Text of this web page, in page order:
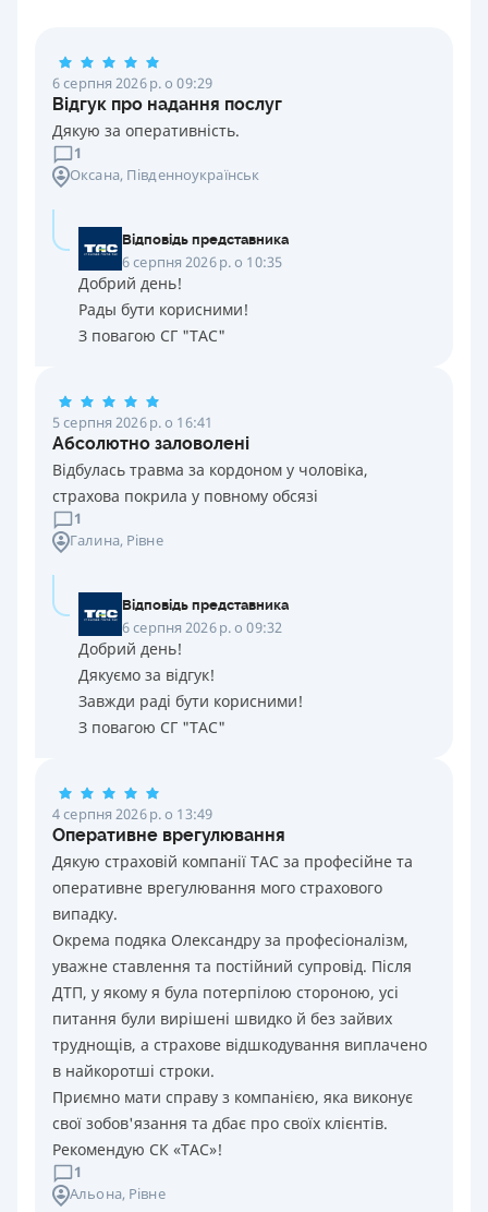
6 серпня 2026 р. о 09:29
Відгук про надання послуг
Дякую за оперативність.
1
Оксана, Південноукраїнськ
Відповідь представника
6 серпня 2026 р. о 10:35
Добрий день!
Рады бути корисними!
З повагою СГ "ТАС"
5 серпня 2026 р. о 16:41
Абсолютно заловолені
Відбулась травма за кордоном у чоловіка,
страхова покрила у повному обсязі
1
Галина, Рівне
Відповідь представника
6 серпня 2026 р. о 09:32
Добрий день!
Дякуємо за відгук!
Завжди раді бути корисними!
З повагою СГ "ТАС"
4 серпня 2026 р. о 13:49
Оперативне врегулювання
Дякую страховій компанії ТАС за професійне та
оперативне врегулювання мого страхового
випадку.
Окрема подяка Олександру за професіоналізм,
уважне ставлення та постійний супровід. Після
ДТП, у якому я була потерпілою стороною, усі
питання були вирішені швидко й без зайвих
труднощів, а страхове відшкодування виплачено
в найкоротші строки.
Приємно мати справу з компанією, яка виконує
свої зобов'язання та дбає про своїх клієнтів.
Рекомендую СК «ТАС»!
1
Альона, Рівне